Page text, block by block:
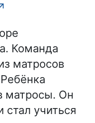
Команда
матросов
матросы. Он
стал учиться